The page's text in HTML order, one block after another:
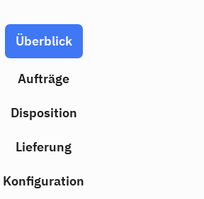
Überblick
Aufträge
Disposition
Lieferung
Konfiguration